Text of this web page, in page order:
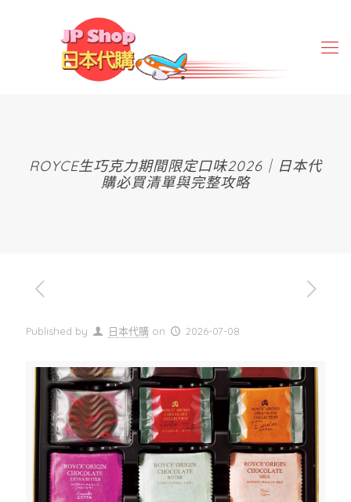
ROYCE生巧克力期間限定口味2026｜日本代
購必買清單與完整攻略
Published by 日本代購 on 2026-07-08